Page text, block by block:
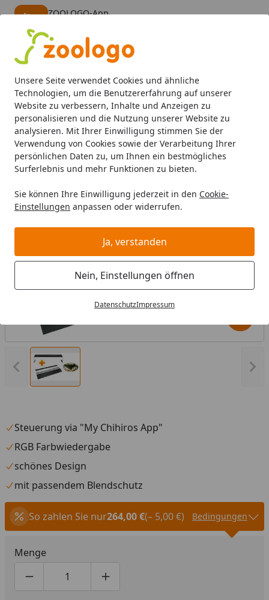
Unsere Seite verwendet Cookies und ähnliche
Technologien, um die Benutzererfahrung auf unserer
Website zu verbessern, Inhalte und Anzeigen zu
personalisieren und die Nutzung unserer Website zu
analysieren. Mit Ihrer Einwilligung stimmen Sie der
Verwendung von Cookies sowie der Verarbeitung Ihrer
persönlichen Daten zu, um Ihnen ein bestmögliches
Surferlebnis und mehr Funktionen zu bieten.
Sie können Ihre Einwilligung jederzeit in den Cookie-
Einstellungen anpassen oder widerrufen.
Ja, verstanden
Nein, Einstellungen öffnen
DatenschutzImpressum
ZOOLOGO-App
Alle Produkte
Mein Konto
Suchen
Startseite
Aquaristik Beleuchtung LED Chihiros WRGB2
Chihiros WRGB2
Aquarienbeleuchtung 45cm &
Vorheriges Bild anzeigen
Steuerung via "My Chihiros App"
RGB Farbwiedergabe
schönes Design
mit passendem Blendschutz
So zahlen Sie nur264,00 €(– 5,00 €) Bedingungen
Menge
Produktmenge um eins verringern
Produktmenge manuell eingeben
Produktmenge um eins erhöhen